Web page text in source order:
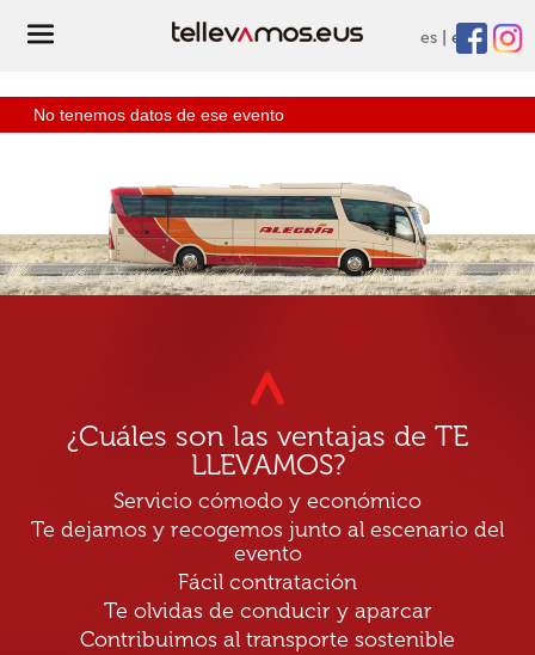
es eu
No tenemos datos de ese evento
¿Cuáles son las ventajas de TE
LLEVAMOS?
Servicio cómodo y económico
Te dejamos y recogemos junto al escenario del
evento
Fácil contratación
Te olvidas de conducir y aparcar
Contribuimos al transporte sostenible